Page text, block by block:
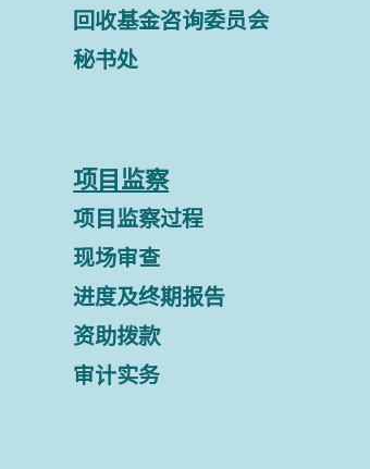
回收基金咨询委员会
秘书处
项目监察
项目监察过程
现场审查
进度及终期报告
资助拨款
审计实务